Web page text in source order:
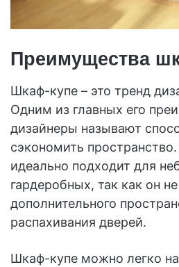
Преимущества
Шкаф-купе – это тренд
Одним из главных его
дизайнеры называют
сэкономить
идеально подходит для
гардеробных, так как он
дополнительного
распахивания дверей.
Шкаф-купе можно легко